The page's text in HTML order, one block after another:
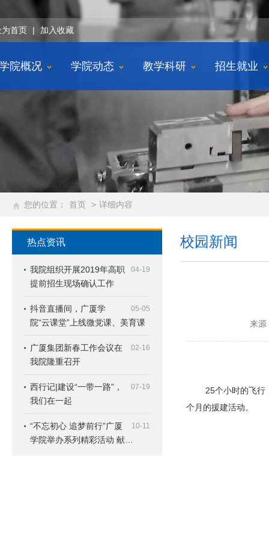
为首页 | 加入收藏
院概况 学院动态 教学科研 招生就业
您的位置： 首页 > 详细内容
热点资讯
04-19
我院组织开展2019年高职
提前招生现场确认工作
05-05
抖音直播间，广厦学
院“云课堂”上线微党课、美育课
02-16
广厦集团新春工作会议在
我院隆重召开
07-19
西行记|建设“一带一路”，
我们在一起
10-11
“不忘初心 追梦前行”广厦
学院举办系列精彩活动 献…
校园新闻
来
25个小时的飞行，
个月的援建活动。